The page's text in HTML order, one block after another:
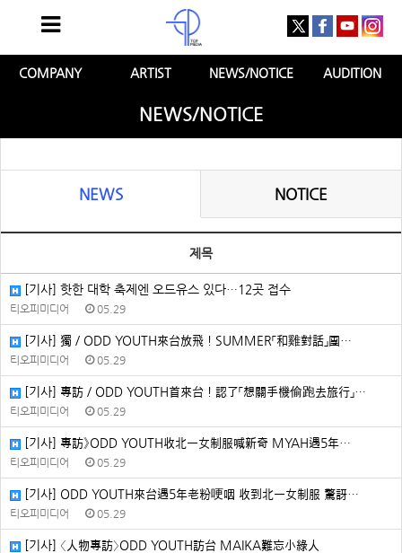
COMPANY ARTIST NEWS/NOTICE AUDITION
NEWS/NOTICE
NEWS NOTICE
제목
[기사] 핫한 대학 축제엔 오드유스 있다…12곳 접수
티오피미디어 05.29
[기사] 獨／ODD YOUTH來台放飛！SUMMER「和雞對話」團…
티오피미디어 05.29
[기사] 專訪／ODD YOUTH首來台！認了「想關手機偷跑去旅行」…
티오피미디어 05.29
[기사] 專訪》ODD YOUTH收北一女制服喊新奇 MYAH遇5年…
티오피미디어 05.29
[기사] ODD YOUTH來台遇5年老粉哽咽 收到北一女制服 驚訝…
티오피미디어 05.29
[기사] 〈人物專訪〉ODD YOUTH訪台 MAIKA難忘小綠人